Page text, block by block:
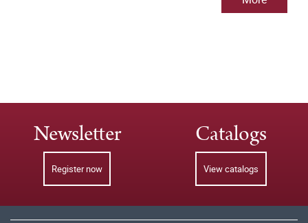
Newsletter
Register now
Catalogs
View catalogs